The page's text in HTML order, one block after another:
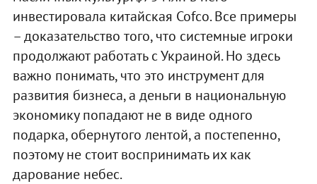
инвестировала китайская Cofco. Все примеры
– доказательство того, что системные игроки
продолжают работать с Украиной. Но здесь
важно понимать, что это инструмент для
развития бизнеса, а деньги в национальную
экономику попадают не в виде одного
подарка, обернутого лентой, а постепенно,
поэтому не стоит воспринимать их как
дарование небес.